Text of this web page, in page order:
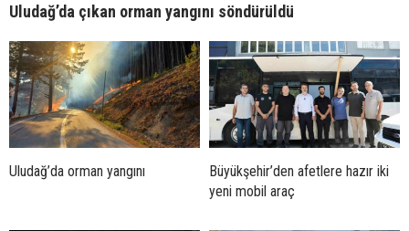
Uludağ’da çıkan orman yangını söndürüldü
Uludağ’da orman yangını
Büyükşehir’den afetlere hazır iki
yeni mobil araç